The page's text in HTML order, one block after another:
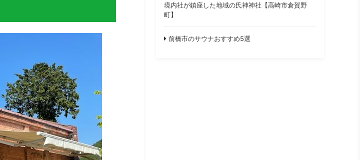
境内社が鎮座した地域の氏神神社【高崎市倉賀野
町】
前橋市のサウナおすすめ5選